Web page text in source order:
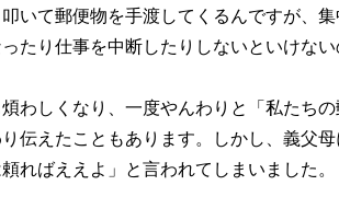
いて郵便物を手渡してくるんですが、
たり仕事を中断したりしないといけな
わしくなり、一度やんわりと「私たち
伝えたこともあります。しかし、義父
ればええよ」と言われてしまいました。